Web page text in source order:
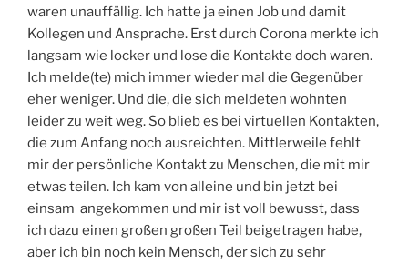
waren unauffällig. Ich hatte ja einen Job und damit
Kollegen und Ansprache. Erst durch Corona merkte ich
langsam wie locker und lose die Kontakte doch waren.
Ich melde(te) mich immer wieder mal die Gegenüber
eher weniger. Und die, die sich meldeten wohnten
leider zu weit weg. So blieb es bei virtuellen Kontakten,
die zum Anfang noch ausreichten. Mittlerweile fehlt
mir der persönliche Kontakt zu Menschen, die mit mir
etwas teilen. Ich kam von alleine und bin jetzt bei
einsam angekommen und mir ist voll bewusst, dass
ich dazu einen großen großen Teil beigetragen habe,
aber ich bin noch kein Mensch, der sich zu sehr